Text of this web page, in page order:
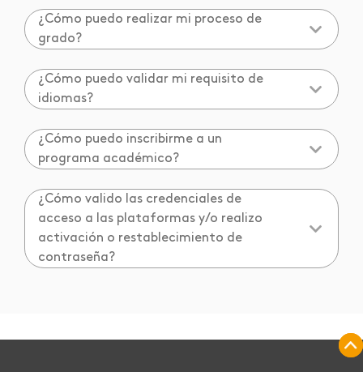
¿Cómo puedo realizar mi proceso de
grado?
¿Cómo puedo validar mi requisito de
idiomas?
¿Cómo puedo inscribirme a un
programa académico?
¿Cómo valido las credenciales de
acceso a las plataformas y/o realizo
activación o restablecimiento de
contraseña?